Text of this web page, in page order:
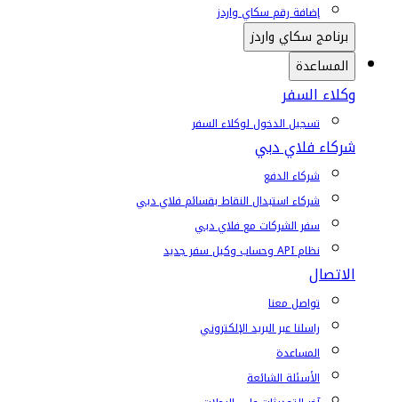
إضافة رقم سكاي واردز
برنامج سكاي واردز
المساعدة
وكلاء السفر
تسجيل الدخول لوكلاء السفر
شركاء فلاي دبي
شركاء الدفع
شركاء استبدال النقاط بقسائم فلاي دبي
سفر الشركات مع فلاي دبي
نظام API وحساب وكيل سفر جديد
الاتصال
تواصل معنا
راسلنا عبر البريد الإلكتروني
المساعدة
الأسئلة الشائعة